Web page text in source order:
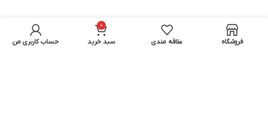
تجهیزات IT
فروشگاه علاقه مندی
0
سبد خرید حساب کاربری من